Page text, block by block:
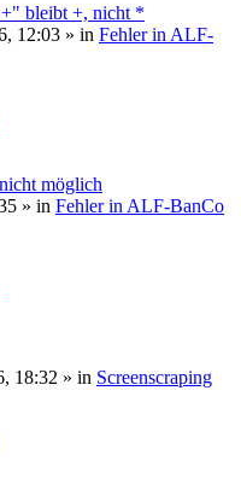
+" bleibt +, nicht *
12:03 » in Fehler in ALF-
möglich
» in Fehler in ALF-BanCo
18:32 » in Screenscraping